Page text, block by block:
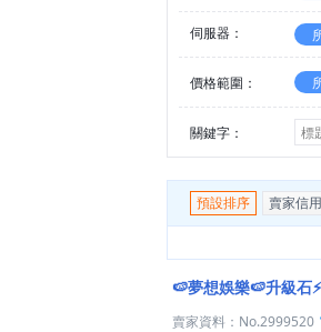
伺服器：
價格範圍：
關鍵字：
預設排序 賣家信用
🍉夢想娛樂🍉升級石
賣家資料： No.2999520